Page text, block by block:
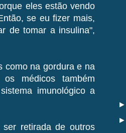
eles estão vendo
se eu fizer mais,
de tomar a insulina",
como na gordura e na
médicos também
imunológico a
retirada de outros
►
►